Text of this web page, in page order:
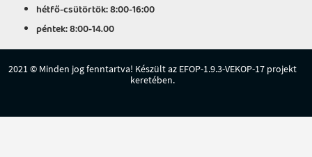
hétfő-csütörtök: 8:00-16:00
péntek: 8:00-14.00
2021 © Minden jog fenntartva! Készült az EFOP-1.9.3-VEKOP-17 projekt
keretében.